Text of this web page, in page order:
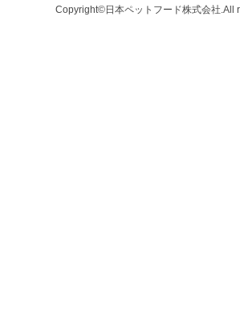
Copyright©日本ペットフード株式会社.All